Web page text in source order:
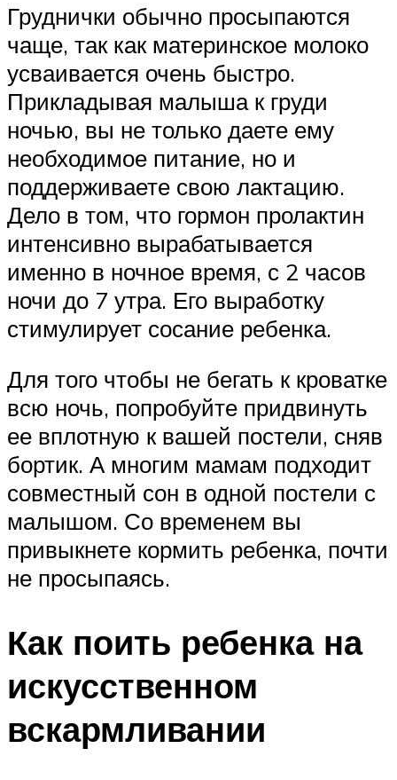
Груднички обычно просыпаются
чаще, так как материнское молоко
усваивается очень быстро.
Прикладывая малыша к груди
ночью, вы не только даете ему
необходимое питание, но и
поддерживаете свою лактацию.
Дело в том, что гормон пролактин
интенсивно вырабатывается
именно в ночное время, с 2 часов
ночи до 7 утра. Его выработку
стимулирует сосание ребенка.
Для того чтобы не бегать к кроватке
всю ночь, попробуйте придвинуть
ее вплотную к вашей постели, сняв
бортик. А многим мамам подходит
совместный сон в одной постели с
малышом. Со временем вы
привыкнете кормить ребенка, почти
не просыпаясь.
Как поить ребенка на
искусственном
вскармливании